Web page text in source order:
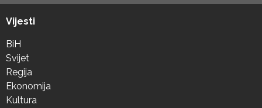
Vijesti
BiH
Svijet
Regija
Ekonomija
Kultura